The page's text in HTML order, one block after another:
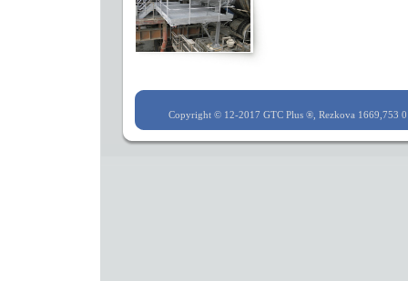
Copyright © 12-2017 GTC Plus ®, Rezkova